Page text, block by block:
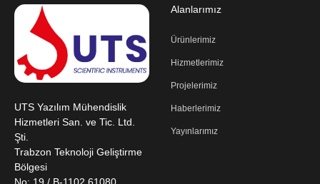
UTS Yazılım Mühendislik
Hizmetleri San. ve Tic. Ltd.
Şti.
Trabzon Teknoloji Geliştirme
Bölgesi
No: 19 / B-1102 61080
Alanlarımız
Ürünlerimiz
Hizmetlerimiz
Projelerimiz
Haberlerimiz
Yayınlarımız